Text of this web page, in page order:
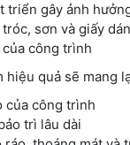
triển gây ảnh
sơn và giấy
công trình
quả sẽ mang
của công trình
trì lâu dài